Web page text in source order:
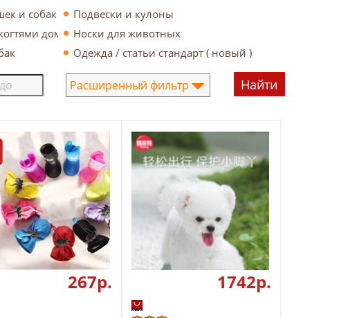
и собак
Подвески и кулоны
домашних животных
Носки для животных
Одежда / статьи стандарт ( новый )
Расширенный фильтр
267p. 1742p.